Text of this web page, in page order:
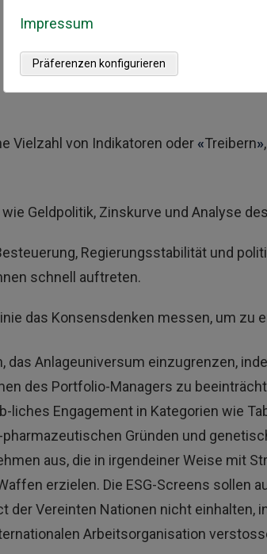
Vielzahl von Indikatoren oder «Treibern»
Geldpolitik, Zinskurve und Analyse
Regierungsstabilität und
schnell auftreten.
das Konsensdenken messen, um zu
das Anlageuniversum einzugrenzen,
des Portfolio-Managers zu
liches Engagement in Kategorien wie
Gründen und
aus, die in irgendeiner Weise mit
erzielen. Die ESG-Screens sollen
der Vereinten Nationen nicht
Arbeitsorganisation
Impressum
Präferenzen konfigurieren